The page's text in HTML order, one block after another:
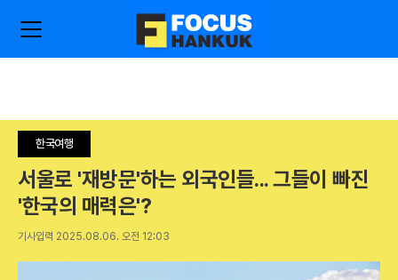
색
주
요
메
뉴
펼
치
기
한국여행
서울로 '재방문'하는 외국인들... 그들이 빠진
'한국의 매력은'?
기사입력 2025.08.06. 오전 12:03